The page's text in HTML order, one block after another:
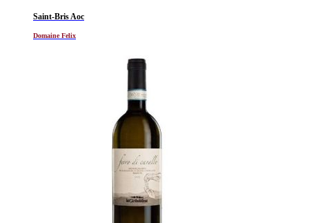
Saint-Bris Aoc
Domaine Felix